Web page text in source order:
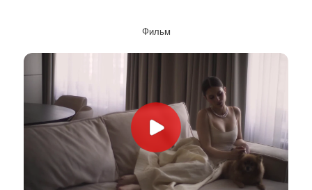
Фильм